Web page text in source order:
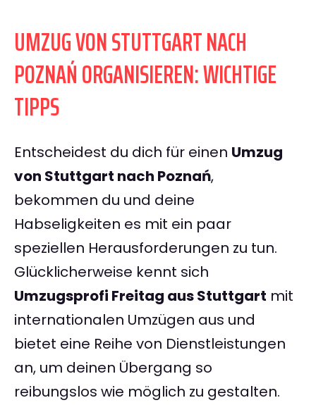
UMZUG VON STUTTGART NACH
POZNAŃ ORGANISIEREN: WICHTIGE
TIPPS
Entscheidest du dich für einen Umzug
von Stuttgart nach Poznań,
bekommen du und deine
Habseligkeiten es mit ein paar
speziellen Herausforderungen zu tun.
Glücklicherweise kennt sich
Umzugsprofi Freitag aus Stuttgart mit
internationalen Umzügen aus und
bietet eine Reihe von Dienstleistungen
an, um deinen Übergang so
reibungslos wie möglich zu gestalten.